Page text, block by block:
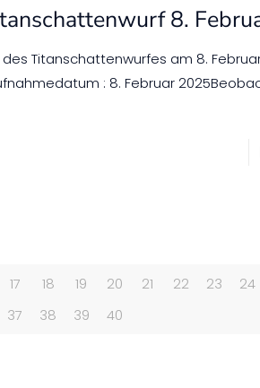
8.
Titanschattenwurfes am 8.
: 8. Februar
17 18 19 20 21 22 23 24
37 38 39 40